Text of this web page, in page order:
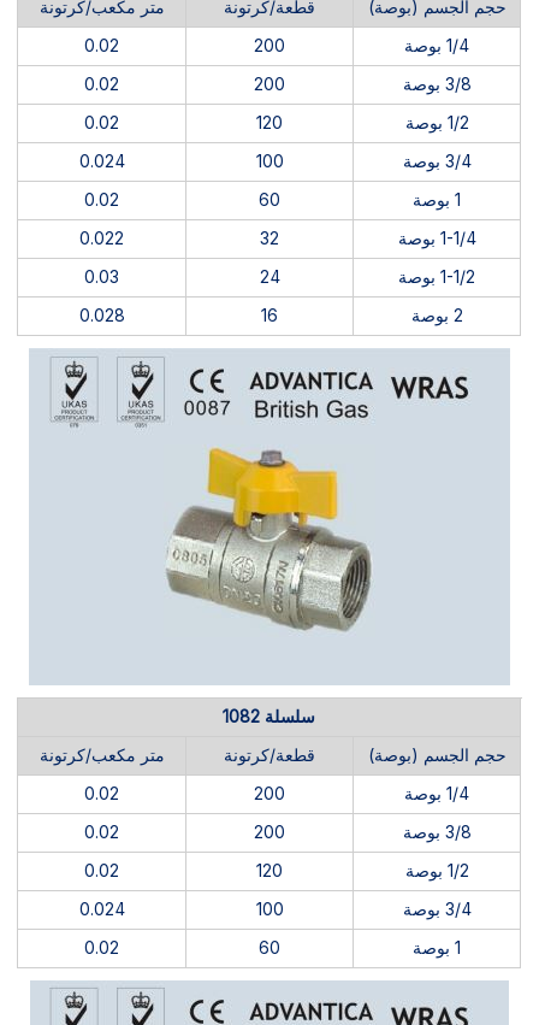
حجم الجسم (بوصة) قطعة/كرتونة
متر مكعب/كرتونة
1/4 بوصة
200
0.02
3/8 بوصة
200
0.02
1/2 بوصة
120
0.02
3/4 بوصة
100
0.024
1 بوصة
60
0.02
1-1/4 بوصة
32
0.022
1-1/2 بوصة
24
0.03
2 بوصة
16
0.028
سلسلة 1082
حجم الجسم (بوصة)
قطعة/كرتونة
متر مكعب/كرتونة
1/4 بوصة
200
0.02
3/8 بوصة
200
0.02
1/2 بوصة
120
0.02
3/4 بوصة
100
0.024
1 بوصة
60
0.02